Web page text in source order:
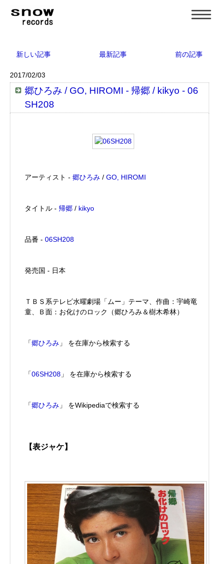
新しい記事 最新記事 前の記事
2017/02/03
郷ひろみ / GO, HIROMI - 帰郷 / kikyo - 06
SH208
アーティスト - 郷ひろみ / GO, HIROMI
タイトル - 帰郷 / kikyo
品番 - 06SH208
発売国 - 日本
ＴＢＳ系テレビ水曜劇場「ムー」テーマ、作曲：宇崎竜
童、Ｂ面：お化けのロック（郷ひろみ＆樹木希林）
「郷ひろみ 」 を在庫から検索する
「06SH208 」 を在庫から検索する
「郷ひろみ 」 をWikipediaで検索する
【表ジャケ】